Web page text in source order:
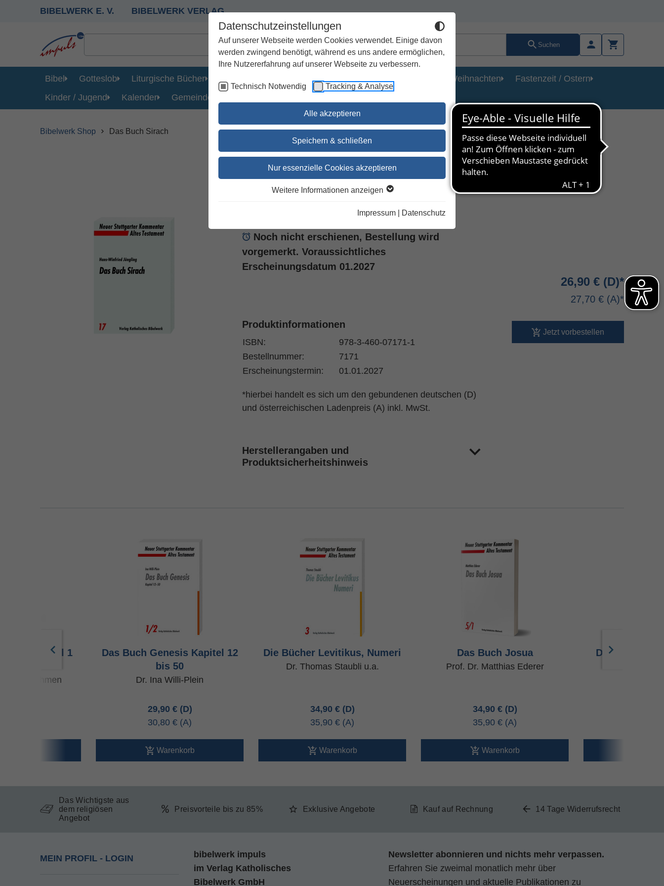
Datenschutzeinstellungen
Auf unserer Webseite werden Cookies verwendet. Einige davon
werden zwingend benötigt, während es uns andere ermöglichen,
Ihre Nutzererfahrung auf unserer Webseite zu verbessern.
Technisch Notwendig Tracking & Analyse
Alle akzeptieren
Speichern & schließen
Nur essenzielle Cookies akzeptieren
Weitere Informationen anzeigen
Impressum Datenschutz
BIBELWERK E. V. BIBELWERK VERLAG
Suchen
Bibel Gotteslob Liturgische Bücher Geschenke Kirchenjahr / Lebensweg Weihnachten
Fastenzeit / Ostern
Kinder / Jugend
Kalender Gemeinde
Bibelwerk Shop Das Buch Sirach
Das Buch Sirach
NSKAT 17/1
Noch nicht erschienen, Bestellung wird
vorgemerkt. Voraussichtliches
Erscheinungsdatum 01.2027
26,90 €
27,70 €
Jetzt vorbestellen
Produktinformationen
ISBN:
978-3-460-07171-1
Bestellnummer:
7171
Erscheinungstermin:
01.01.2027
*hierbei handelt es sich um den gebundenen deutschen (D)
und österreichischen Ladenpreis (A) inkl. MwSt.
Herstellerangaben und
Produktsicherheitshinweis
Kapitel 1
Dohmen
Das Buch Genesis Kapitel 12
bis 50
Dr. Ina Willi-Plein
29,90 €
30,80 €
Warenkorb
Die Bücher Levitikus, Numeri
Dr. Thomas Staubli u.a.
34,90 €
35,90 €
Warenkorb
Das Buch Josua
Prof. Dr. Matthias Ederer
34,90 €
35,90 €
Warenkorb
Das Buch
Das Wichtigste aus
dem religiösen
Angebot
Preisvorteile bis zu 85% Exklusive Angebote Kauf auf Rechnung 14 Tage Widerrufsrecht
MEIN PROFIL - LOGIN
bibelwerk impuls
im Verlag Katholisches
Bibelwerk GmbH
Newsletter abonnieren und nichts mehr verpassen.
Erfahren Sie zweimal monatlich mehr über
Neuerscheinungen und aktuelle Publikationen zu